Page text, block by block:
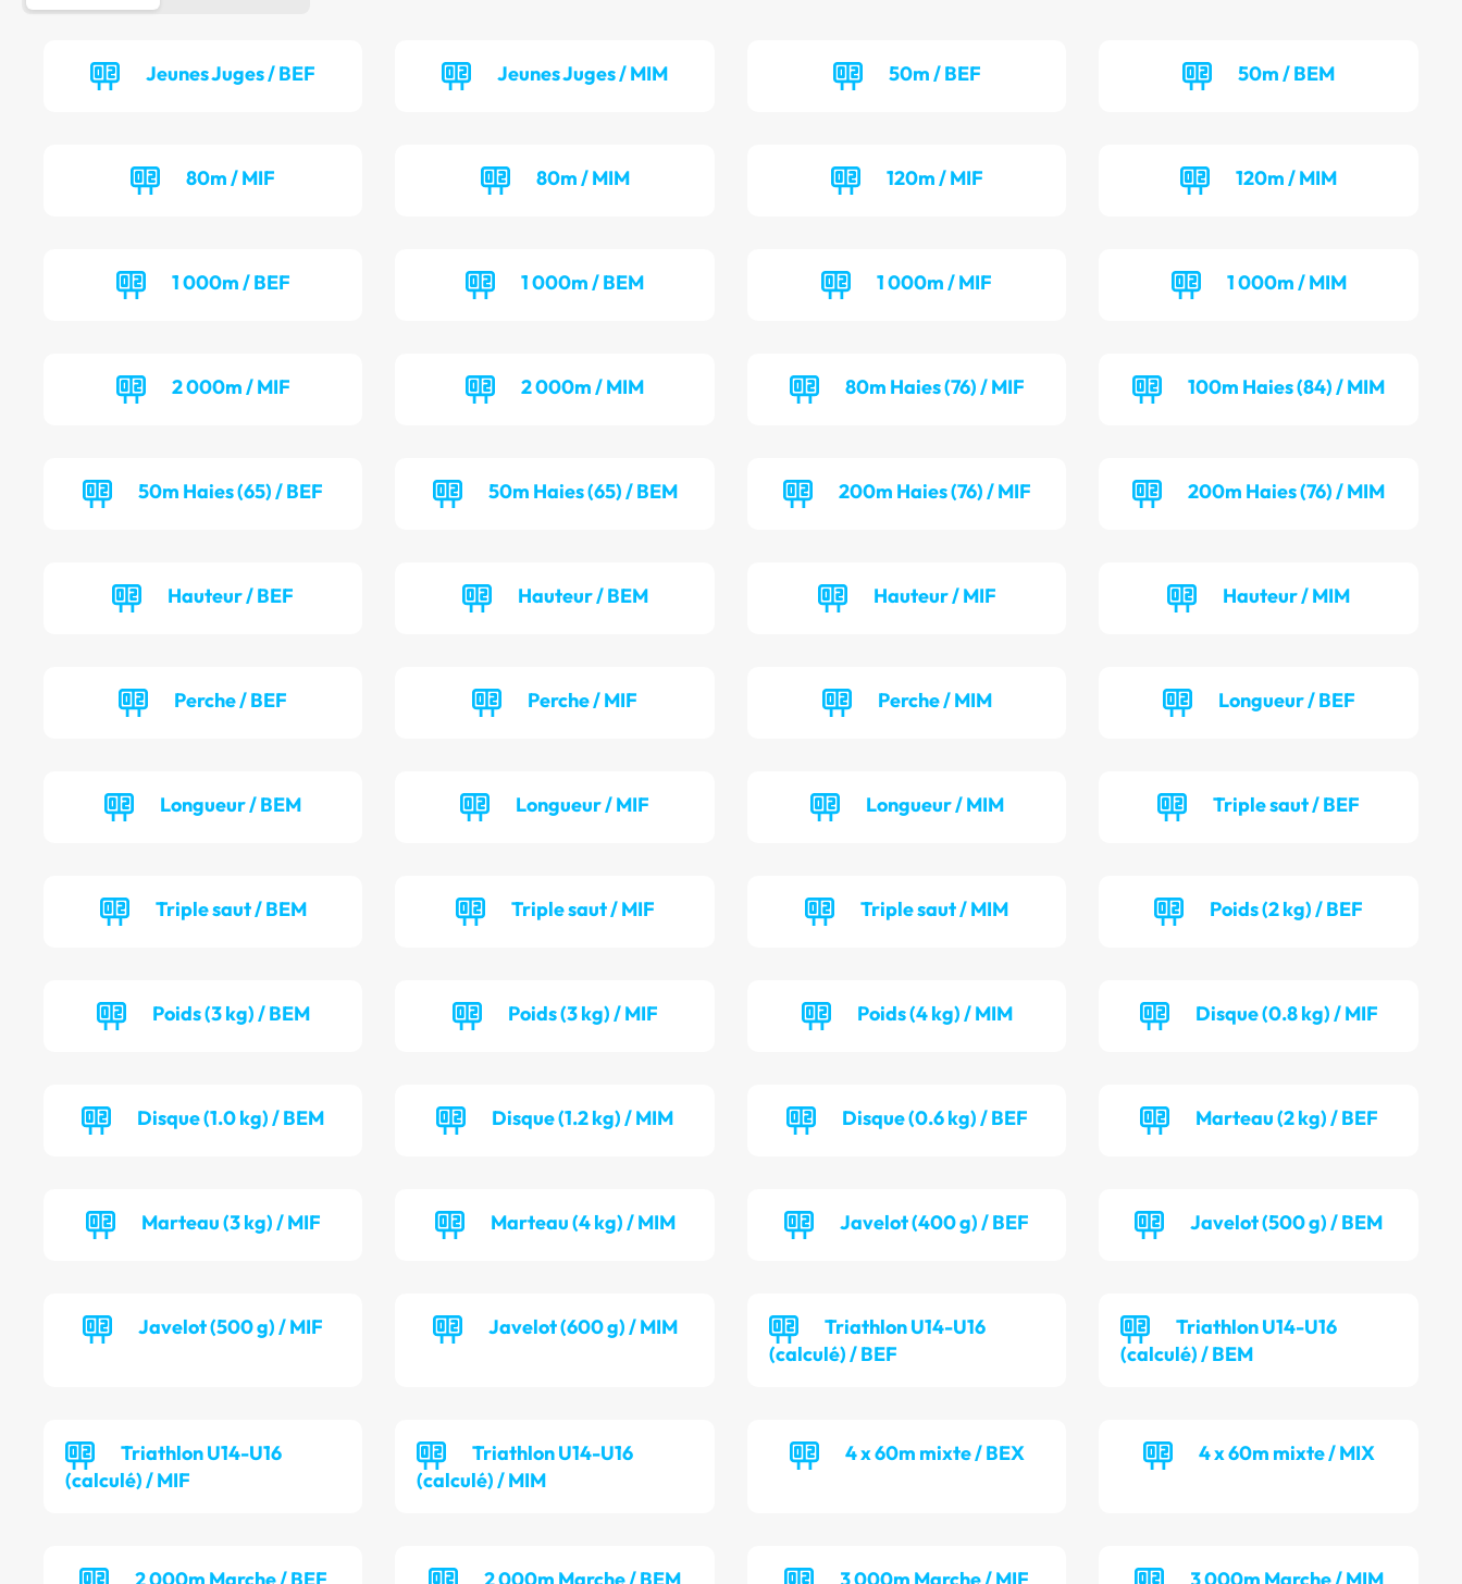
Jeunes Juges / BEF Jeunes Juges / MIM 50m / BEF 50m / BEM
80m / MIF 80m / MIM 120m / MIF 120m / MIM
1 000m / BEF 1 000m / BEM 1 000m / MIF 1 000m / MIM
2 000m / MIF 2 000m / MIM 80m Haies (76) / MIF 100m Haies (84) / MIM
50m Haies (65) / BEF 50m Haies (65) / BEM 200m Haies (76) / MIF 200m Haies (76) / MIM
Hauteur / BEF Hauteur / BEM Hauteur / MIF Hauteur / MIM
Perche / BEF Perche / MIF Perche / MIM Longueur / BEF
Longueur / BEM Longueur / MIF Longueur / MIM Triple saut / BEF
Triple saut / BEM Triple saut / MIF Triple saut / MIM Poids (2 kg) / BEF
Poids (3 kg) / BEM Poids (3 kg) / MIF Poids (4 kg) / MIM Disque (0.8 kg) / MIF
Disque (1.0 kg) / BEM Disque (1.2 kg) / MIM Disque (0.6 kg) / BEF Marteau (2 kg) / BEF
Marteau (3 kg) / MIF Marteau (4 kg) / MIM Javelot (400 g) / BEF Javelot (500 g) / BEM
Javelot (500 g) / MIF Javelot (600 g) / MIM
Triathlon U14-U16
(calculé) / BEF
Triathlon U14-U16
(calculé) / BEM
Triathlon U14-U16
(calculé) / MIF
Triathlon U14-U16
(calculé) / MIM
4 x 60m mixte / BEX 4 x 60m mixte / MIX